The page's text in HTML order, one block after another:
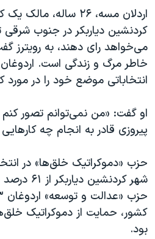
اردلان مسه، ۲۶ ساله،
کردنشین دیاربکر در جنوب شرقی
می‌خواهد رای دهند، به رویترز
خاطر مرگ و زندگی است.
انتخاباتی موضع خود را در
او گفت: «من نمی‌توانم تصور کنم
پیروزی قادر به انجام چه
شهر
بود.